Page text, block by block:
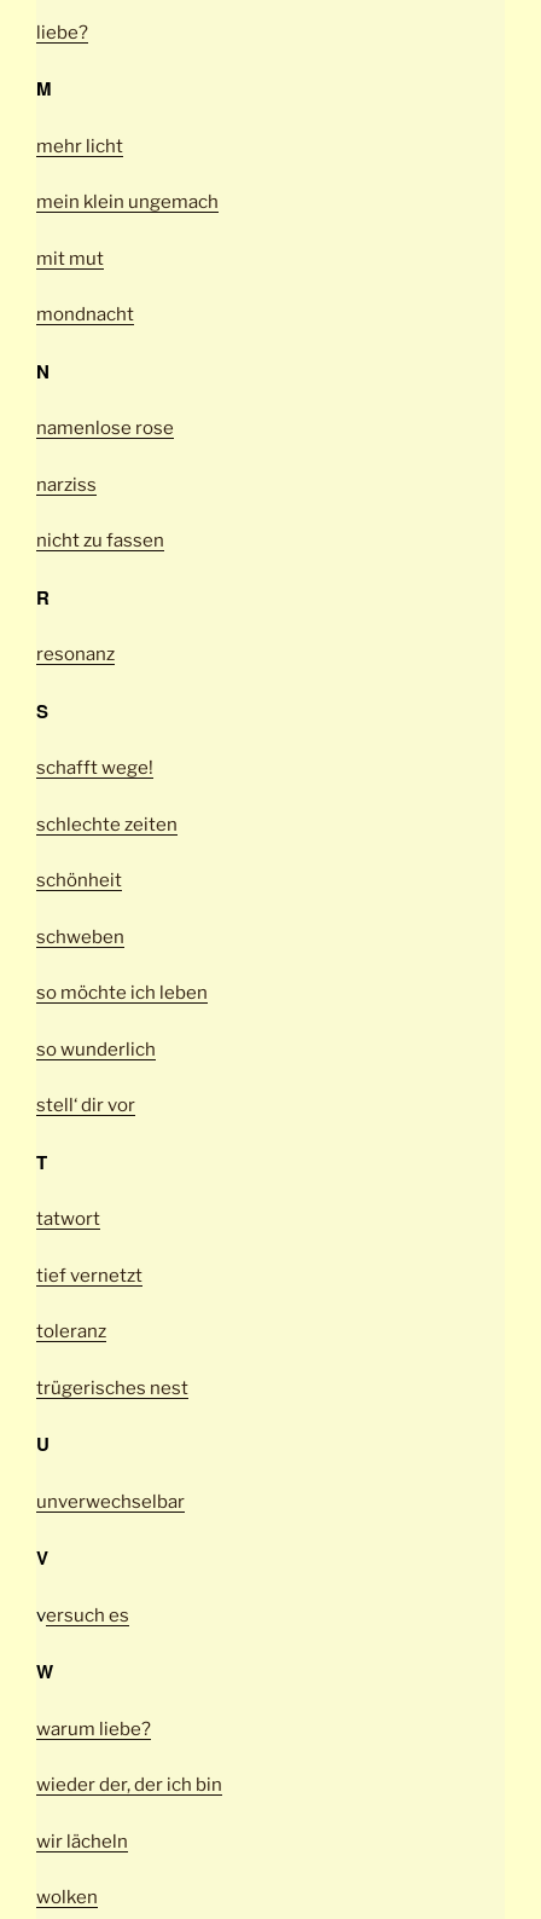
liebe?
M
mehr licht
mein klein ungemach
mit mut
mondnacht
N
namenlose rose
narziss
nicht zu fassen
R
resonanz
S
schafft wege!
schlechte zeiten
schönheit
schweben
so möchte ich leben
so wunderlich
stell‘ dir vor
T
tatwort
tief vernetzt
toleranz
trügerisches nest
U
unverwechselbar
V
versuch es
W
warum liebe?
wieder der, der ich bin
wir lächeln
wolken